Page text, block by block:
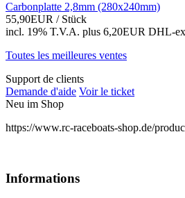
Carbonplatte 2,8mm (280x240mm)
55,90EUR / Stück
incl. 19% T.V.A. plus 6,20EUR DHL-
Toutes les meilleures ventes
Support de clients
Demande d'aide Voir le ticket
Neu im Shop
https://www.rc-raceboats-shop.de/
Informations